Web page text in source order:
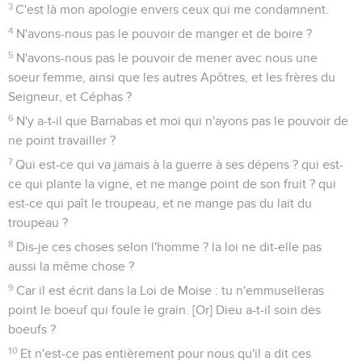
3 C'est là mon apologie envers ceux qui me condamnent.
4 N'avons-nous pas le pouvoir de manger et de boire ?
5 N'avons-nous pas le pouvoir de mener avec nous une
soeur femme, ainsi que les autres Apôtres, et les frères du
Seigneur, et Céphas ?
6 N'y a-t-il que Barnabas et moi qui n'ayons pas le pouvoir de
ne point travailler ?
7 Qui est-ce qui va jamais à la guerre à ses dépens ? qui est-
ce qui plante la vigne, et ne mange point de son fruit ? qui
est-ce qui paît le troupeau, et ne mange pas du lait du
troupeau ?
8 Dis-je ces choses selon l'homme ? la loi ne dit-elle pas
aussi la même chose ?
9 Car il est écrit dans la Loi de Moise : tu n'emmuselleras
point le boeuf qui foule le grain. [Or] Dieu a-t-il soin des
boeufs ?
10 Et n'est-ce pas entièrement pour nous qu'il a dit ces